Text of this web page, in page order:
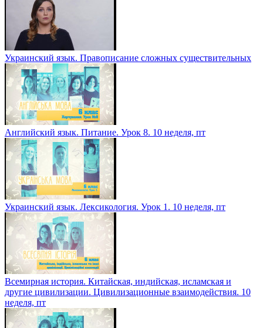
Украинский язык. Правописание сложных существительных
Английский язык. Питание. Урок 8. 10 неделя, пт
Украинский язык. Лексикология. Урок 1. 10 неделя, пт
Всемирная история. Китайская, индийская, исламская и
другие цивилизации. Цивилизационные взаимодействия. 10
неделя, пт